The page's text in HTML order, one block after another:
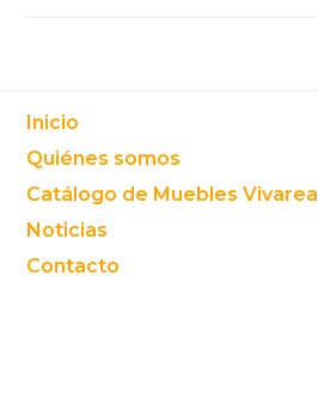
Footer
Inicio
Quiénes somos
Catálogo de Muebles Vivarea
Noticias
Contacto